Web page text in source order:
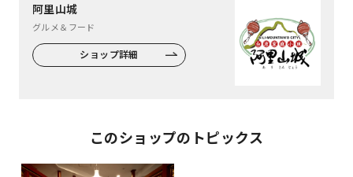
阿里山城
グルメ＆フード
ショップ詳細
このショップのトピックス